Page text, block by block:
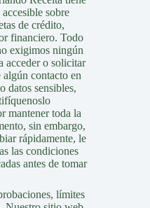
sobre
de crédito,
financiero. Todo
exigimos ningún
acceder o solicitar
contacto en
datos sensibles,
mantener toda la
sin embargo,
rápidamente, le
las condiciones
antes de tomar
límites